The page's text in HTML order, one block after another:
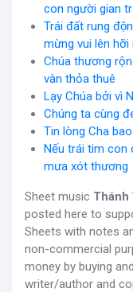
con người gian
Trái đất rung
mừng vui lên
Chúa thương
vàn thỏa thuê
Lạy Chúa bởi vì
Chúng ta cùng
Tin lòng Cha
Nếu trái tim con
mưa xót thương
Sheet music Thánh
posted here to
Sheets with notes
non-commercial
money by buying
writer/author and